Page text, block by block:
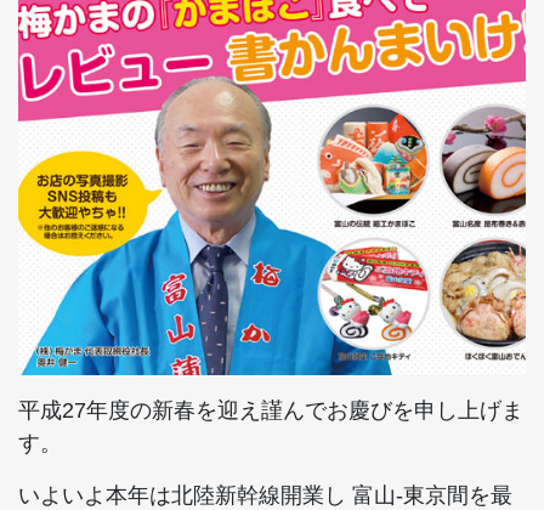
平成27年度の新春を迎え謹んでお慶びを申し上げま
す。
いよいよ本年は北陸新幹線開業し 富山-東京間を最